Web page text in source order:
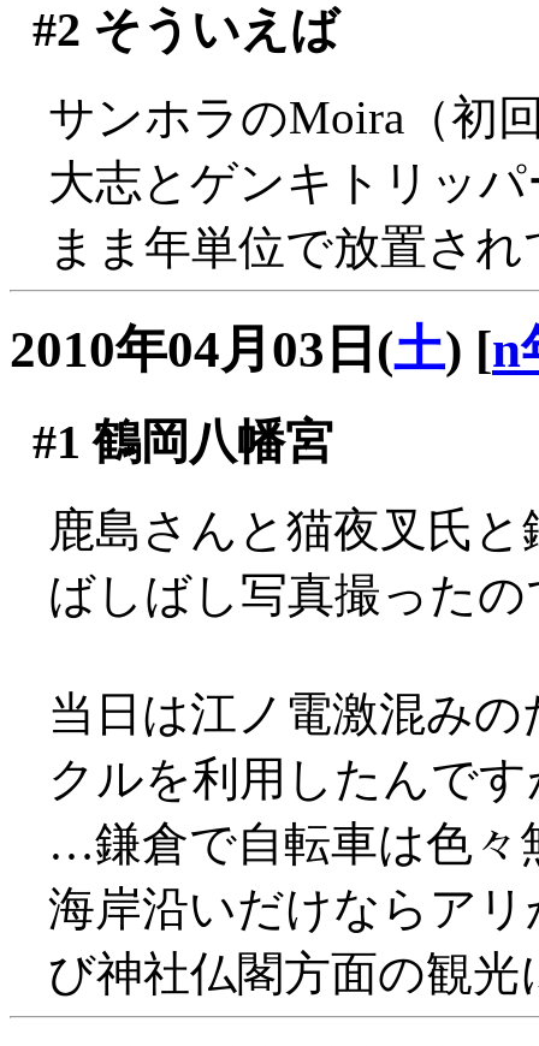
#2 そういえば
サンホラのMoira（初
大志とゲンキトリッ
まま年単位で放置さ
2010年04月03日(土) [n
#1 鶴岡八幡宮
鹿島さんと猫夜叉氏
ばしばし写真撮った
当日は江ノ電激混み
クルを利用したんです
…鎌倉で自転車は色々
海岸沿いだけならア
び神社仏閣方面の観